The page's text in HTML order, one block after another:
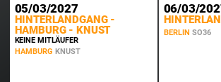
05/03/2027
HINTERLANDGANG -
HAMBURG - KNUST
KEINE MITLÄUFER
HAMBURG KNUST
06/03/
BERLIN SO36